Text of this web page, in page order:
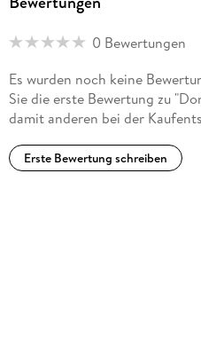
0 Bewertungen
Es wurden noch keine
Sie die erste Bewertung zu
damit anderen bei der
Erste Bewertung schreiben